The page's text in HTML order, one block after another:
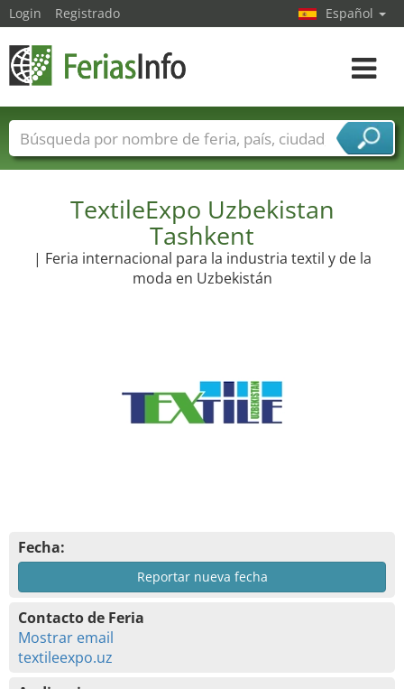
TextileExpo Uzbekistan
Tashkent
| Feria internacional para la industria textil y de la
moda en Uzbekistán
Fecha:
Reportar nueva fecha
Contacto de Feria
Mostrar email
textileexpo.uz
Login Registrado Español
toggle
Nombres de ferias Países
Ciudades
Sectores de proveedor de servicios